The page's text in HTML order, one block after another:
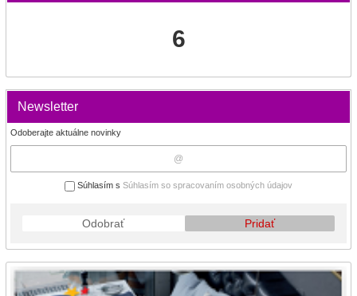
6
Newsletter
Odoberajte aktuálne novinky
Súhlasím s Súhlasím so spracovaním osobných údajov
Odobrať Pridať